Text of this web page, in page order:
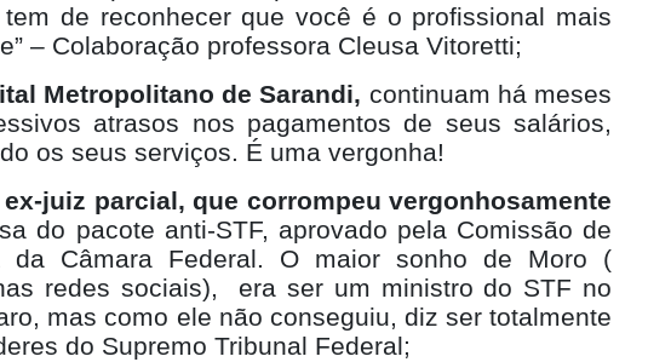
de reconhecer que você é o profissional mais
– Colaboração professora Cleusa Vitoretti;
Metropolitano de Sarandi, continuam há meses
atrasos nos pagamentos de seus salários,
os seus serviços. É uma vergonha!
juiz parcial, que corrompeu vergonhosamente
do pacote anti-STF, aprovado pela Comissão de
da Câmara Federal. O maior sonho de Moro (
redes sociais),
era ser um ministro do STF no
mas como ele não conseguiu, diz ser totalmente
do Supremo Tribunal Federal;